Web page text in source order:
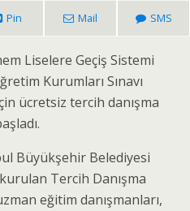
Pin Mail SMS
Liselere Geçiş Sistemi
Kurumları Sınavı
ücretsiz tercih danışma
Büyükşehir Belediyesi
Tercih Danışma
eğitim danışmanları,